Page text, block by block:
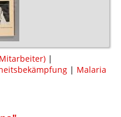
|
| Malaria